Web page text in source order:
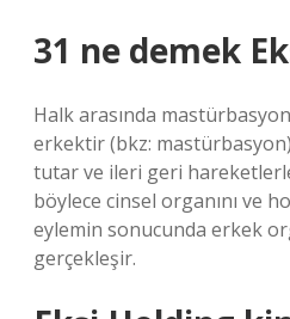
31 ne demek
Halk arasında
erkektir (bkz:
tutar ve ileri geri
böylece cinsel organını ve
eylemin sonucunda erkek
gerçekleşir.